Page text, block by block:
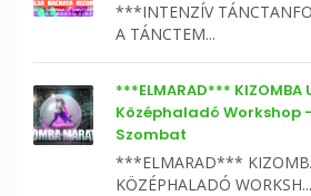
***INTENZÍV
A TÁNCTEM...
***ELMARAD*** KIZOMBA
Középhaladó Workshop
Szombat
***ELMARAD***
KÖZÉPHALADÓ WORKSH...